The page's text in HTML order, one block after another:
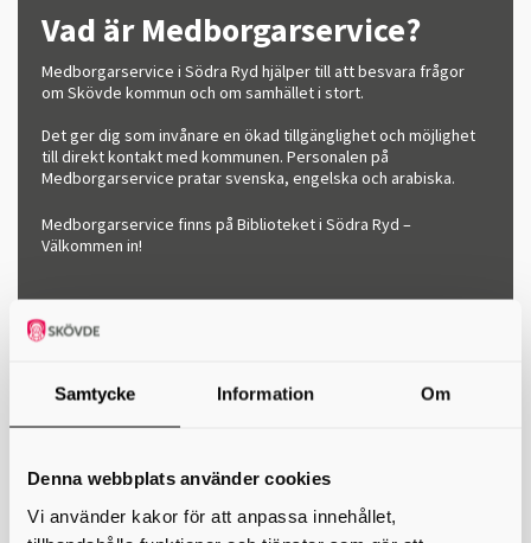
Samtycke Information Om
Denna webbplats använder cookies
Vi använder kakor för att anpassa innehållet,
Vad är Medborgarservice?
Medborgarservice i Södra Ryd hjälper till att besvara frågor
om Skövde kommun och om samhället i stort.
Det ger dig som invånare en ökad tillgänglighet och möjlighet
till direkt kontakt med kommunen. Personalen på
Medborgarservice pratar svenska, engelska och arabiska.
Medborgarservice finns på Biblioteket i Södra Ryd –
Välkommen in!